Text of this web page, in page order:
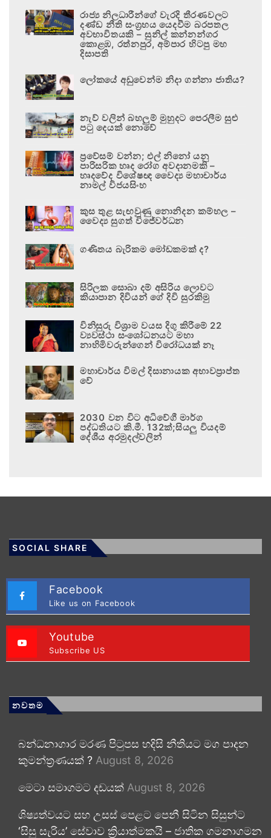
රාජ්‍ය නිලධාරීන්ගේ වැරදි තීරණවලට
දණ්ඩ නීති සංග්‍රහය යෙදවීම බරපතල
අවභාවිතයකි – සුනිල් කන්නන්ගර
කොළඹ, රත්නපුර, අම්පාර හිටපු මහ
දිසාපති
ලෝකයේ අඩුවෙන්ම නිදා ගන්නා ජාතිය?
නැව් වලින් බහලුම් මුහුදට පෙරලීම සුළු
පටු දෙයක් නොවේ
ප්‍රවේසම් වන්න; එල් නිනෝ යනු
පාරිසරික හෘද රෝග අවදානමකි –
හෘදවේද විශේෂඥ වෛද්‍ය මහාචාර්ය
නාමල් විජයසිංහ
කුස තුළ සැඟවුණු නොනිදන කම්හල –
වෛද්‍ය සුගත් විජේවර්ධන
ගණිතය බැරිකම මෝඩකමක් ද?
සිරිලක සොබා දම් අසිරිය ලොවට
කියාපාන දිවියන් ගේ දිවි සුරකිමු
විනිසුරු විශ්‍රාම වයස දිගු කිරීමේ 22
ව්‍යවස්ථා සංශෝධනයට මහා
නාහිමිවරුන්ගෙන් විරෝධයක් නෑ
මහාචාර්ය විමල් දිසානායක අභාවප්‍රාප්ත
වේ
2030 වන විට අධිවේගී මාර්ග
පද්ධතියට කි.මී. 132ක්;සියලු වියදම්
දේශීය අරමුදල්වලින්
SOCIAL SHARE
Facebook
Like us on Facebook
Youtube
Subscribe US
නවතම
බන්ධනාගාර මරණ පිටුපස හදිසි නීතියට මග පාදන
කුමන්ත්‍රණයක් ? August 8, 2026
මෙටා සමාගමට දඩයක් August 8, 2026
ශිෂ්‍යත්වයට සහ උසස් පෙළට පෙනී සිටින සිසුන්ට
‘සිසු සැරිය’ සේවාව ක්‍රියාත්මකයි – ජාතික ගමනාගමන